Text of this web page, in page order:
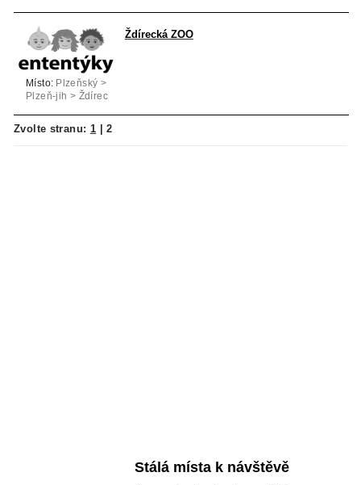
Ždírecká ZOO
Místo: Plzeňský >
Plzeň-jih > Ždírec
Zvolte stranu: 1 |2
Stálá místa k návštěvě